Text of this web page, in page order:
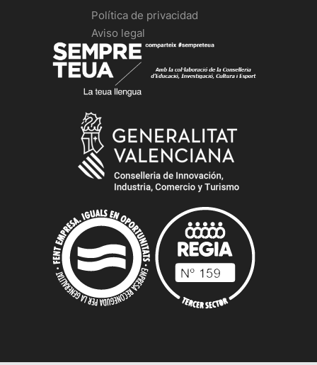
Política de privacidad
Aviso legal